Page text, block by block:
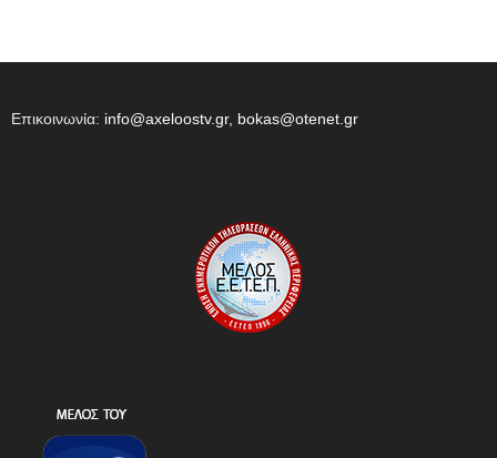
Επικοινωνία: info@axeloostv.gr, bokas@otenet.gr